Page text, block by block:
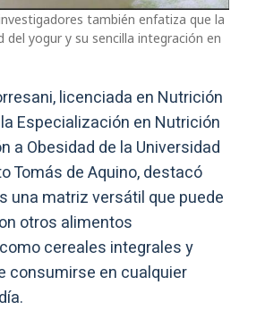
también enfatiza que la
del yogur y su sencilla integración en
licenciada en Nutrición
Especialización en Nutrición
a Obesidad de la Universidad
Tomás de Aquino, destacó
una matriz versátil que puede
otros alimentos
cereales integrales y
consumirse en cualquier